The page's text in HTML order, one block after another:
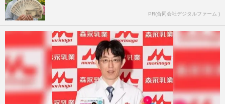
PR(合同会社デジタルファーム )